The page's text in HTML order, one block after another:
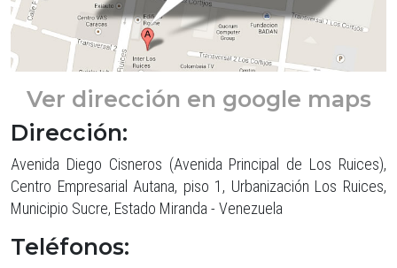
Ver dirección en google maps
Dirección:
Avenida Diego Cisneros (Avenida Principal de Los Ruices),
Centro Empresarial Autana, piso 1, Urbanización Los Ruices,
Municipio Sucre, Estado Miranda - Venezuela
Teléfonos: